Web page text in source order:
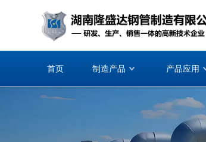
首页 制造产品 产品应用